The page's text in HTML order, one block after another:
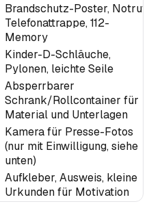
Brandschutz-Poster,
Telefonattrappe, 112-
Memory
Kinder-D-Schläuche,
Pylonen, leichte Seile
Absperrbarer
Schrank/Rollcontainer für
Material und Unterlagen
Kamera für Presse-Fotos
(nur mit Einwilligung, siehe
unten)
Aufkleber, Ausweis, kleine
Urkunden für Motivation